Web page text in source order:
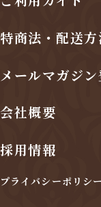
特商法・配送
メールマガジ
会社概要
採用情報
プライバシーポリシー